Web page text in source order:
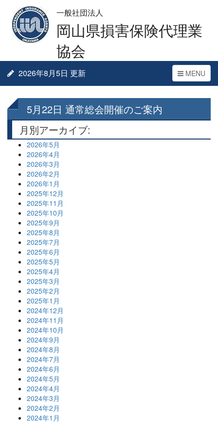
一般社団法人
岡山県損害保険代理業
協会
Toggle
navigation
MENU
2026年8月5日 更新
5月22日 通常総会開催のご案内
月別アーカイブ:
2026年5月
2026年4月
2026年3月
2026年2月
2026年1月
2025年12月
2025年11月
2025年10月
2025年9月
2025年8月
2025年7月
2025年6月
2025年5月
2025年4月
2025年3月
2025年2月
2025年1月
2024年12月
2024年11月
2024年10月
2024年9月
2024年8月
2024年7月
2024年6月
2024年5月
2024年4月
2024年3月
2024年2月
2024年1月